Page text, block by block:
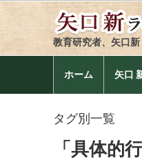
教育研究者、矢口
ホーム 矢口
タグ別一覧
「具体的